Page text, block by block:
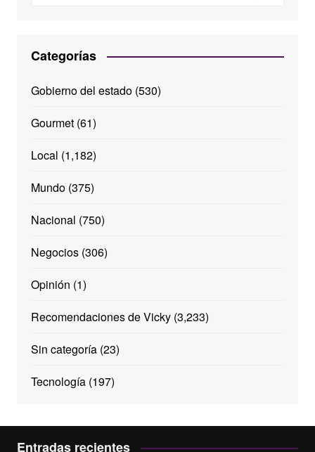
Categorías
Gobierno del estado(530)
Gourmet(61)
Local (1,182)
Mundo(375)
Nacional (750)
Negocios(306)
Opinión (1)
Recomendaciones de Vicky(3,233)
Sin categoría(23)
Tecnología(197)
Entradas recientes